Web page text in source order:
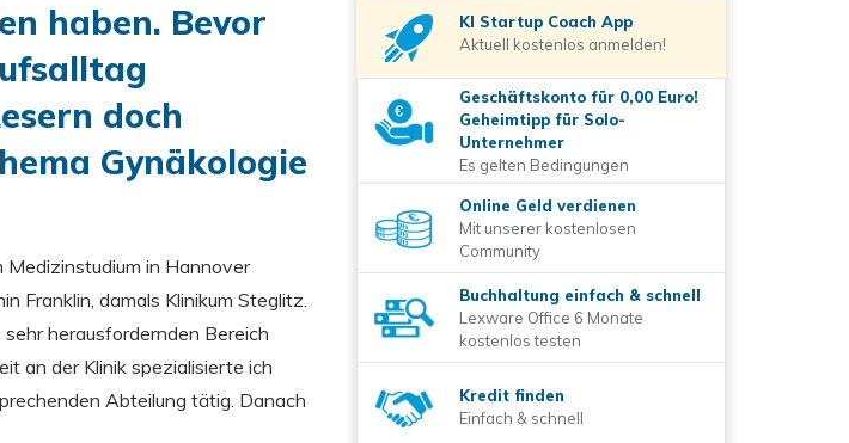
haben. Bevor
doch
Gynäkologie
Medizinstudium in Hannover
Franklin, damals Klinikum Steglitz.
herausfordernden Bereich
an der Klinik spezialisierte ich
Abteilung tätig. Danach
KI Startup Coach App
Aktuell kostenlos anmelden!
Geschäftskonto für 0,00 Euro!
Geheimtipp für Solo-
Unternehmer
Es gelten Bedingungen
Online Geld verdienen
Mit unserer kostenlosen
Community
Buchhaltung einfach & schnell
Lexware Office 6 Monate
kostenlos testen
Kredit finden
Einfach & schnell